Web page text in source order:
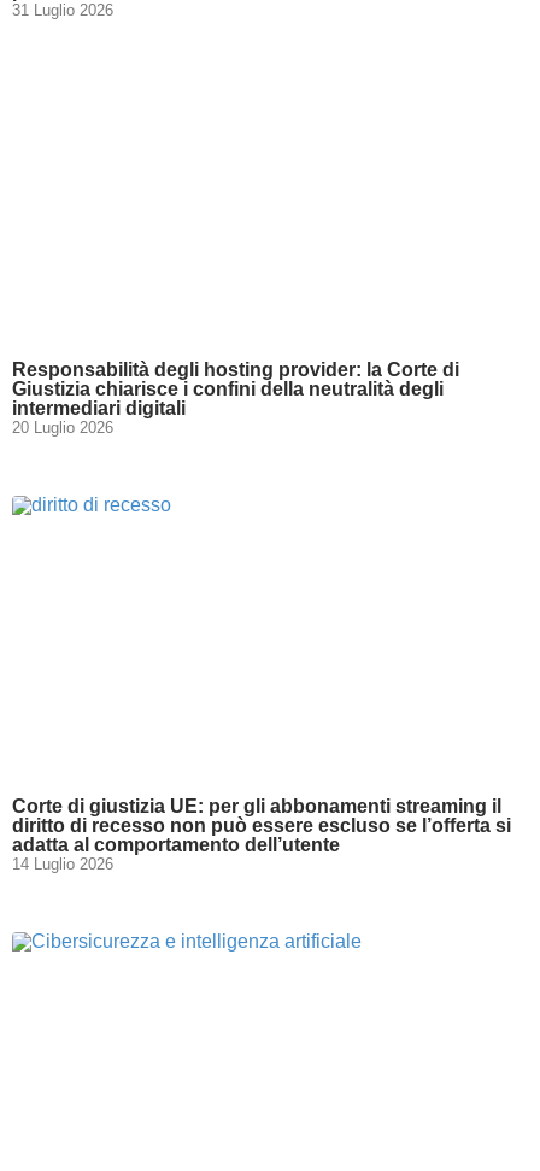
31 Luglio 2026
Responsabilità degli hosting provider: la Corte di
Giustizia chiarisce i confini della neutralità degli
intermediari digitali
20 Luglio 2026
Corte di giustizia UE: per gli abbonamenti streaming il
diritto di recesso non può essere escluso se l’offerta si
adatta al comportamento dell’utente
14 Luglio 2026